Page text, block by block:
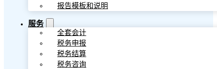
报告模板和说明
服务
全套会计
税务申报
税务结算
税务咨询